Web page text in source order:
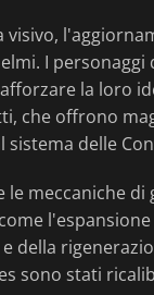
visivo,
I
la loro
che offrono
sistema delle
le meccaniche
della
sono stati